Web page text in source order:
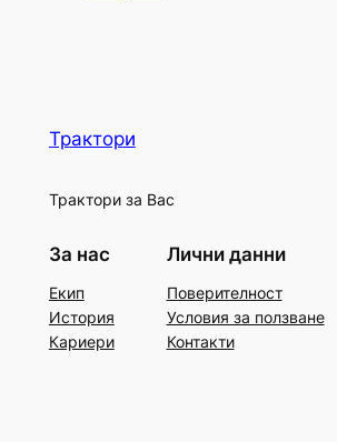
Трактори
Трактори за Вас
За нас
Екип
История
Кариери
Лични данни
Поверителност
Условия за ползване
Контакти